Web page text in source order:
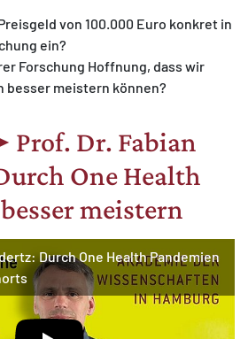
von 100.000 Euro konkret in
ein?
Forschung Hoffnung, dass wir
besser meistern können?
Prof. Dr. Fabian
One Health
meistern
Durch One Health Pandemien